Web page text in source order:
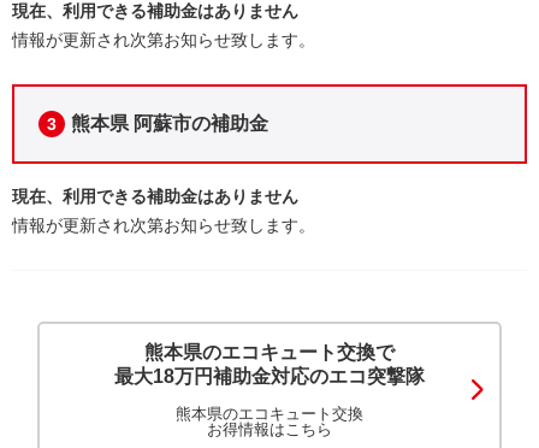
現在、利用できる補助金はありません
情報が更新され次第お知らせ致します。
3 熊本県 阿蘇市の補助金
現在、利用できる補助金はありません
情報が更新され次第お知らせ致します。
熊本県のエコキュート交換で
最大18万円補助金対応のエコ突撃隊
熊本県のエコキュート交換
お得情報はこちら